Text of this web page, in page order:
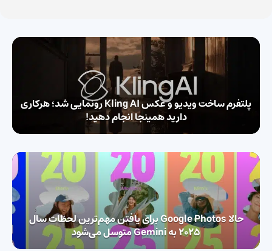
پلتفرم ساخت ویدیو و عکس Kling AI رونمایی شد؛ هرکاری
دارید همینجا انجام دهید!
حالا Google Photos برای یافتن مهم‌ترین لحظات سال
۲۰۲۵ به Gemini متوسل می‌شود